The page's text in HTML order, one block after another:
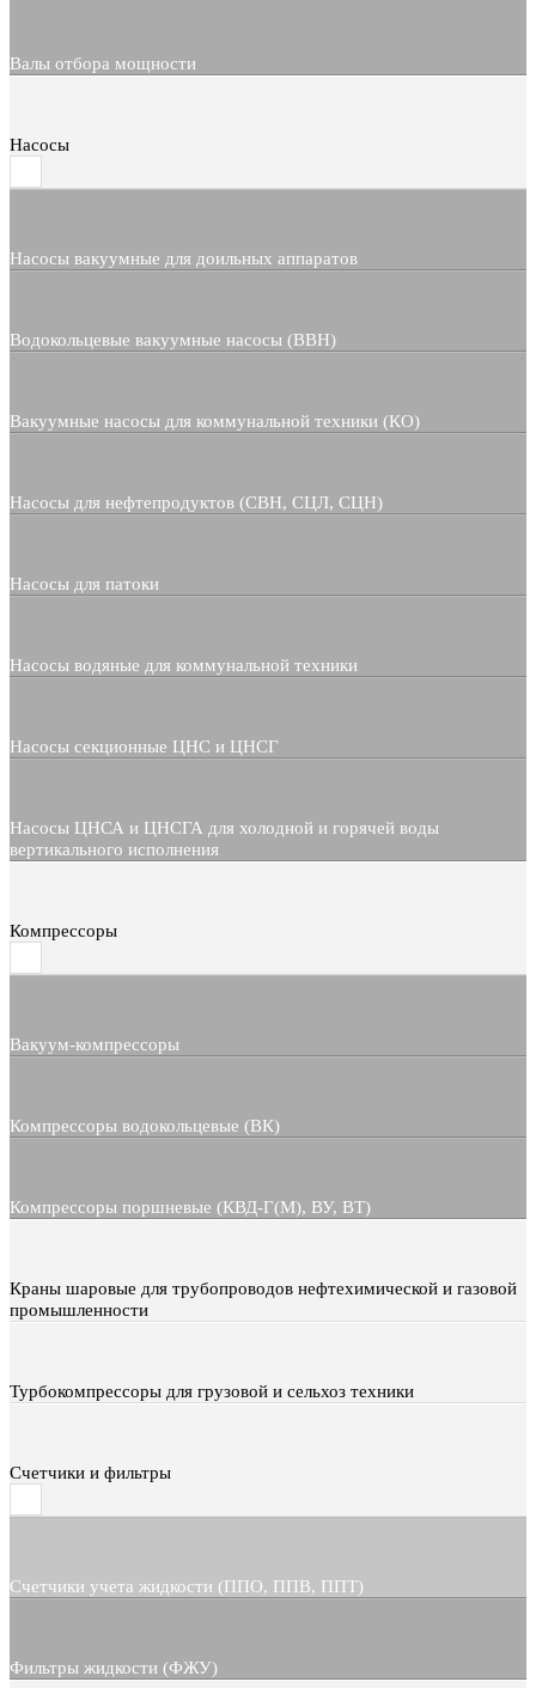
Валы отбора мощности
Насосы
Насосы вакуумные для доильных аппаратов
Водокольцевые вакуумные насосы (ВВН)
Вакуумные насосы для коммунальной техники (КО)
Насосы для нефтепродуктов (СВН, СЦЛ, СЦН)
Насосы для патоки
Насосы водяные для коммунальной техники
Насосы секционные ЦНС и ЦНСГ
Насосы ЦНСА и ЦНСГА для холодной и горячей воды
вертикального исполнения
Компрессоры
Вакуум-компрессоры
Компрессоры водокольцевые (ВК)
Компрессоры поршневые (КВД-Г(М), ВУ, ВТ)
Краны шаровые для трубопроводов нефтехимической и газовой
промышленности
Турбокомпрессоры для грузовой и сельхоз техники
Счетчики и фильтры
Счетчики учета жидкости (ППО, ППВ, ППТ)
Фильтры жидкости (ФЖУ)